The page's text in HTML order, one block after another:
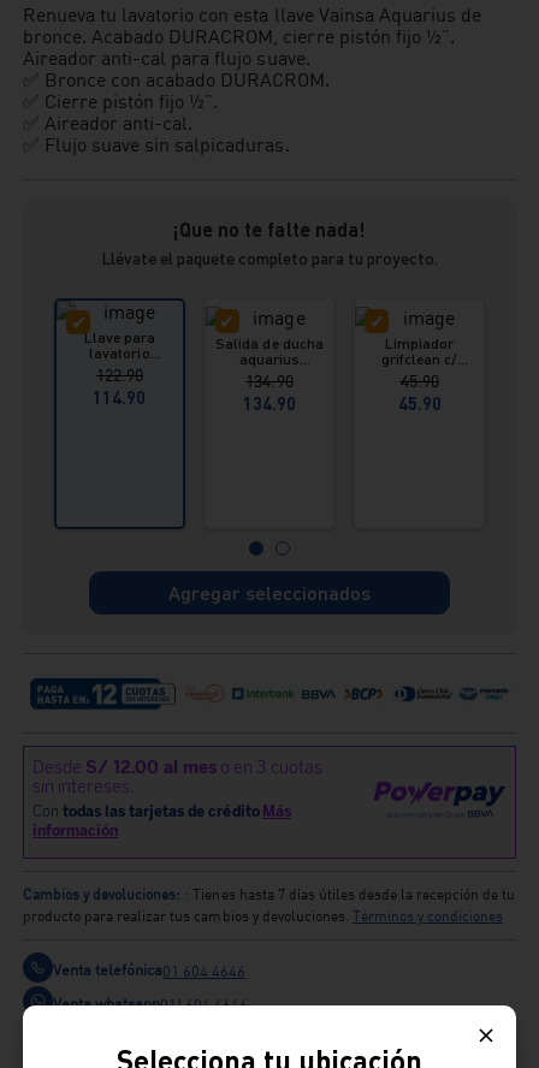
Renueva tu lavatorio con esta llave Vainsa Aquarius de
bronce. Acabado DURACROM, cierre pistón fijo ½”.
Aireador anti-cal para flujo suave.
✅ Bronce con acabado DURACROM.
✅ Cierre pistón fijo ½”.
✅ Aireador anti-cal.
✅ Flujo suave sin salpicaduras.
¡Que no te falte nada!
Llévate el paquete completo para tu proyecto.
Llave para
lavatorio
aquarius hecho
en bronce Vainsa
122.90
114.90
Salida de ducha
aquarius
cromado Vainsa
134.90
134.90
Limpiador
grifclean c/
pulverizador 615
ml Vainsa
45.90
45.90
Agregar seleccionados
Cambios y devoluciones: : Tienes hasta 7 días útiles desde la recepción de tu
producto para realizar tus cambios y devoluciones. Términos y condiciones
Venta telefónica01 604 4646
Venta whatsapp01) 604 4646
Selecciona tu ubicación